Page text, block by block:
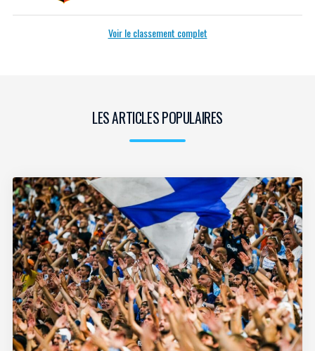
Voir le classement complet
LES ARTICLES POPULAIRES